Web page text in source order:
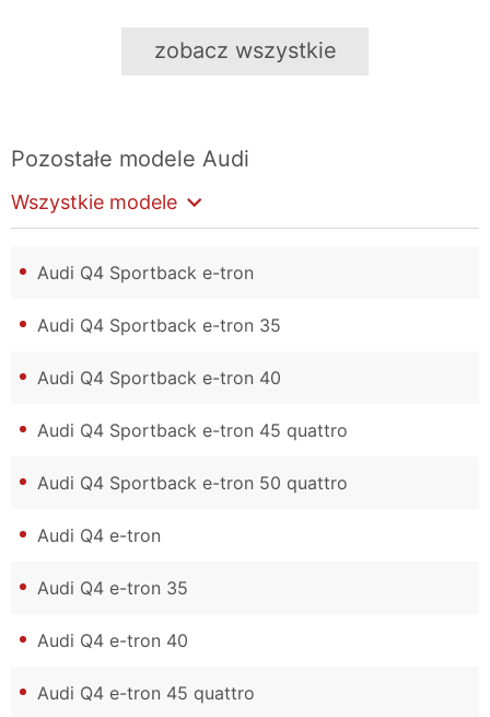
zobacz wszystkie
Pozostałe modele Audi
Wszystkie modele
Audi Q4 Sportback e-tron
Audi Q4 Sportback e-tron 35
Audi Q4 Sportback e-tron 40
Audi Q4 Sportback e-tron 45 quattro
Audi Q4 Sportback e-tron 50 quattro
Audi Q4 e-tron
Audi Q4 e-tron 35
Audi Q4 e-tron 40
Audi Q4 e-tron 45 quattro